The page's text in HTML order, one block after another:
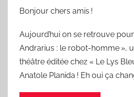
Bonjour chers amis !
Aujourd’hui on se retrouve
Andrarius : le robot-homme »,
théâtre éditée chez « Le Lys
Anatole Planida ! Eh oui ça